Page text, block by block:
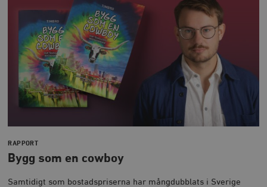
RAPPORT
Bygg som en cowboy
Samtidigt som bostadspriserna har mångdubblats i Sverige
och kontohantering. Webbplatsen kan inte användas
ordentligt utan strikt nödvändiga cookies.
Namn
Leverantör
/ Domän
woocommerce_cart_hash
Automattic
Inc.
timbro.se
Hotjar Ltd
.timbro.se